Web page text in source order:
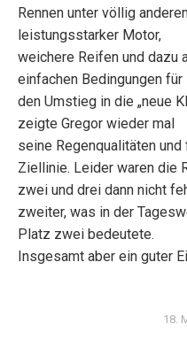
Rennen unter völlig
leistungsstarker Motor,
weichere Reifen und dazu
einfachen Bedingungen für
den Umstieg in die „neue
zeigte Gregor wieder mal
seine Regenqualitäten
Ziellinie. Leider waren die
zwei und drei dann nicht
zweiter, was in der
Platz zwei bedeutete.
Insgesamt aber ein guter
18.